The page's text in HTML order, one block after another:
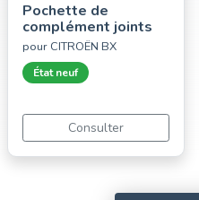
Pochette de
complément joints
pour CITROËN BX
État neuf
Consulter